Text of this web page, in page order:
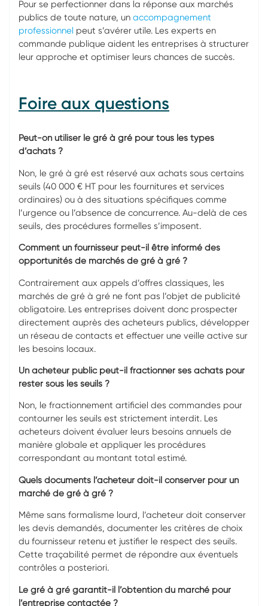
Pour se perfectionner dans la réponse aux marchés
publics de toute nature, un accompagnement
professionnel peut s’avérer utile. Les experts en
commande publique aident les entreprises à structurer
leur approche et optimiser leurs chances de succès.
Foire aux questions
Peut-on utiliser le gré à gré pour tous les types
d’achats ?
Non, le gré à gré est réservé aux achats sous certains
seuils (40 000 € HT pour les fournitures et services
ordinaires) ou à des situations spécifiques comme
l’urgence ou l’absence de concurrence. Au-delà de ces
seuils, des procédures formelles s’imposent.
Comment un fournisseur peut-il être informé des
opportunités de marchés de gré à gré ?
Contrairement aux appels d’offres classiques, les
marchés de gré à gré ne font pas l’objet de publicité
obligatoire. Les entreprises doivent donc prospecter
directement auprès des acheteurs publics, développer
un réseau de contacts et effectuer une veille active sur
les besoins locaux.
Un acheteur public peut-il fractionner ses achats pour
rester sous les seuils ?
Non, le fractionnement artificiel des commandes pour
contourner les seuils est strictement interdit. Les
acheteurs doivent évaluer leurs besoins annuels de
manière globale et appliquer les procédures
correspondant au montant total estimé.
Quels documents l’acheteur doit-il conserver pour un
marché de gré à gré ?
Même sans formalisme lourd, l’acheteur doit conserver
les devis demandés, documenter les critères de choix
du fournisseur retenu et justifier le respect des seuils.
Cette traçabilité permet de répondre aux éventuels
contrôles a posteriori.
Le gré à gré garantit-il l’obtention du marché pour
l’entreprise contactée ?